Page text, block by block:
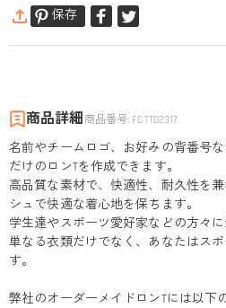
保存
商品詳細 商品番号: FCTT02317
名前やチームロゴ、お好みの背番号
だけのロンTを作成できます。
高品質な素材で、快適性、耐久性を
シュで快適な着心地を保ちます。
学生達やスポーツ愛好家などの方々に
単なる衣類だけでなく、あなたはス
す。
弊社のオーダーメイドロンTには以下